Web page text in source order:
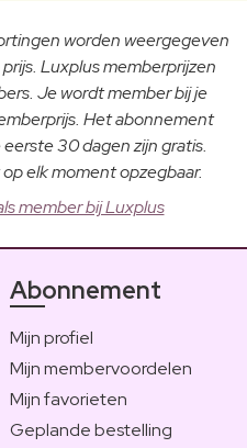
worden weergegeven
Luxplus memberprijzen
Je wordt member bij je
Het abonnement
30 dagen zijn gratis.
elk moment opzegbaar.
member bij Luxplus
Abonnement
Mijn profiel
Mijn membervoordelen
Mijn favorieten
Geplande bestelling